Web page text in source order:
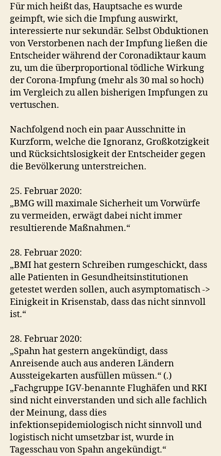
Für mich heißt das, Hauptsache es wurde
geimpft, wie sich die Impfung auswirkt,
interessierte nur sekundär. Selbst Obduktionen
von Verstorbenen nach der Impfung ließen die
Entscheider während der Coronadiktaur kaum
zu, um die überproportional tödliche Wirkung
der Corona-Impfung (mehr als 30 mal so hoch)
im Vergleich zu allen bisherigen Impfungen zu
vertuschen.
Nachfolgend noch ein paar Ausschnitte in
Kurzform, welche die Ignoranz, Großkotzigkeit
und Rücksichtslosigkeit der Entscheider gegen
die Bevölkerung unterstreichen.
25. Februar 2020:
„BMG will maximale Sicherheit um Vorwürfe
zu vermeiden, erwägt dabei nicht immer
resultierende Maßnahmen.“
28. Februar 2020:
„BMI hat gestern Schreiben rumgeschickt, dass
alle Patienten in Gesundheitsinstitutionen
getestet werden sollen, auch asymptomatisch ->
Einigkeit in Krisenstab, dass das nicht sinnvoll
ist.“
28. Februar 2020:
„Spahn hat gestern angekündigt, dass
Anreisende auch aus anderen Ländern
Aussteigekarten ausfüllen müssen.“ (.)
„Fachgruppe IGV-benannte Flughäfen und RKI
sind nicht einverstanden und sich alle fachlich
der Meinung, dass dies
infektionsepidemiologisch nicht sinnvoll und
logistisch nicht umsetzbar ist, wurde in
Tagesschau von Spahn angekündigt.“